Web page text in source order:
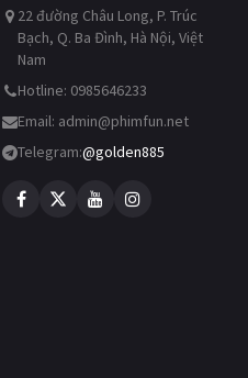
22 đường Châu Long, P. Trúc
Bạch, Q. Ba Đình, Hà Nội, Việt
Nam
Hotline: 0985646233
Email: admin@phimfun.net
Telegram:@golden885